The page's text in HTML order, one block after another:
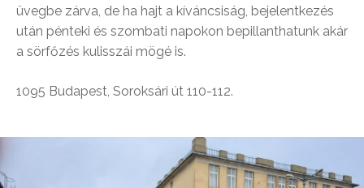
üvegbe zárva, de ha hajt a kíváncsiság, bejelentkezés
után pénteki és szombati napokon bepillanthatunk akár
a sörfőzés kulisszái mögé is.
1095 Budapest, Soroksári út 110-112.